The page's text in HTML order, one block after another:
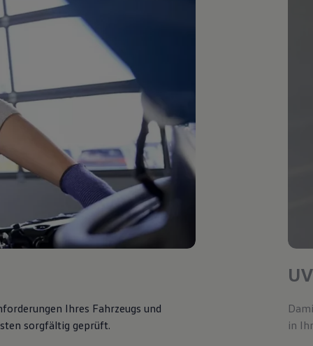
Ihres Fahrzeugs und
sorgfältig geprüft.
in